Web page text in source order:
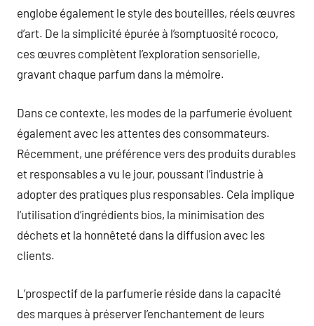
englobe également le style des bouteilles, réels œuvres
d’art. De la simplicité épurée à l’somptuosité rococo,
ces œuvres complètent l’exploration sensorielle,
gravant chaque parfum dans la mémoire.
Dans ce contexte, les modes de la parfumerie évoluent
également avec les attentes des consommateurs.
Récemment, une préférence vers des produits durables
et responsables a vu le jour, poussant l’industrie à
adopter des pratiques plus responsables. Cela implique
l’utilisation d’ingrédients bios, la minimisation des
déchets et la honnêteté dans la diffusion avec les
clients.
L’prospectif de la parfumerie réside dans la capacité
des marques à préserver l’enchantement de leurs